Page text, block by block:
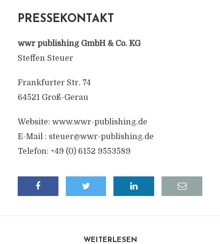
PRESSEKONTAKT
wwr publishing GmbH & Co. KG
Steffen Steuer
Frankfurter Str. 74
64521 Groß-Gerau
Website: www.wwr-publishing.de
E-Mail : steuer@wwr-publishing.de
Telefon: +49 (0) 6152 9553589
WEITERLESEN